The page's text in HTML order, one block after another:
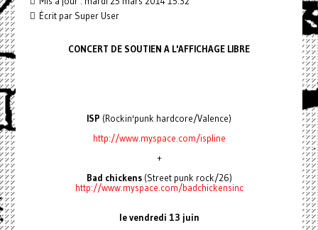
Écrit par Super User
CONCERT DE SOUTIEN A L'AFFICHAGE LIBRE
ISP (Rockin'punk hardcore/Valence)
http://www.myspace.com/ispline
+
Bad chickens(Street punk rock/26)
http://www.myspace.com/badchickensinc
le vendredi 13 juin